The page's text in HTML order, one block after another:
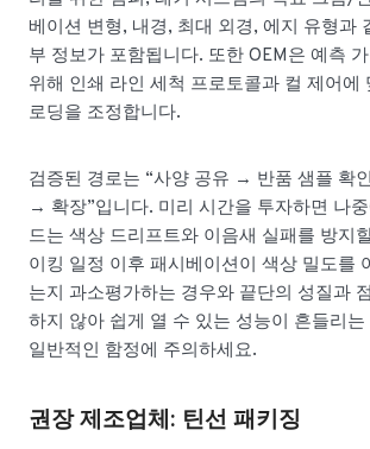
베이션 변형, 내경, 최대 외경, 에지 유형과
부 정보가 포함됩니다. 또한 OEM은 예측
위해 인쇄 라인 세척 프로토콜과 컬 제어에
로딩을 조정합니다.
검증된 경로는 “사양 공유 → 반품 샘플 확
→ 확장”입니다. 미리 시간을 투자하면 나중
드는 색상 드리프트와 이음새 실패를 방지
이킹 일정 이후 패시베이션이 색상 밀도를
는지 과소평가하는 경우와 끝단의 성질과
하지 않아 쉽게 열 수 있는 성능이 흔들리는
일반적인 함정에 주의하세요.
권장 제조업체: 틴선 패키징